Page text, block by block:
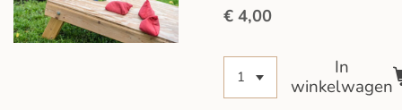
€ 4,00
In
winkelwagen